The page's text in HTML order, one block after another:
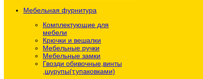
Мебельная фурнитура
Комплектующие для
мебели
Крючки и вешалки
Мебельные ручки
Мебельные замки
Гвозди обивочные,винты
,шурупы(т.упаковками)